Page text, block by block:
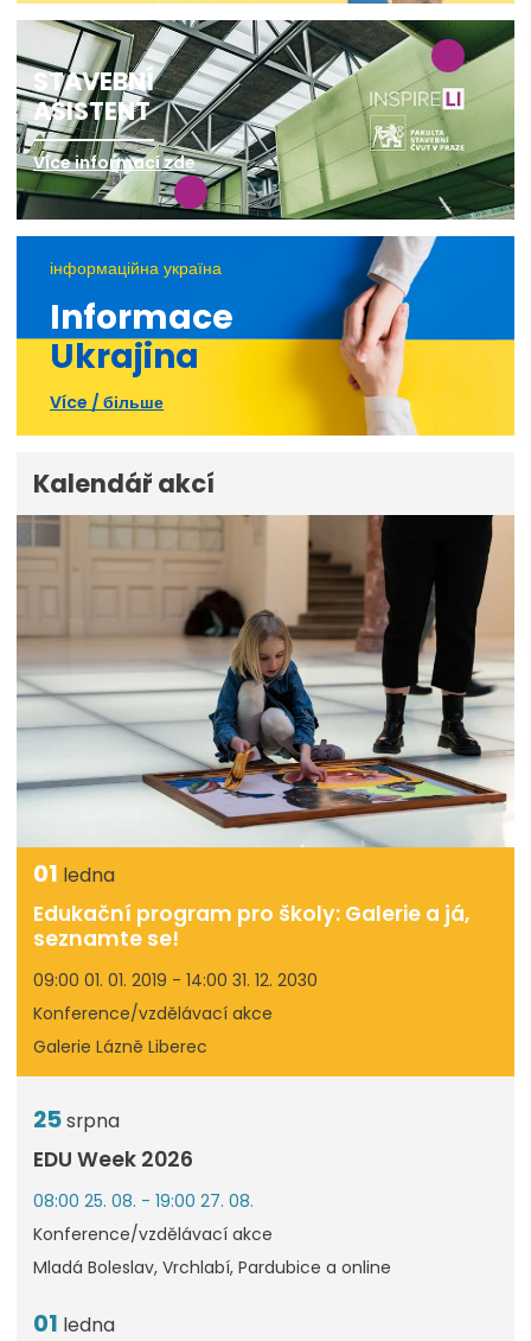
STAVEBNÍ
ASISTENT
Více informací zde
інформаційна україна
Informace
Ukrajina
Více / більше
Kalendář akcí
01 ledna
Edukační program pro školy: Galerie a já,
seznamte se!
09:00 01. 01. 2019 - 14:00 31. 12. 2030
Konference/vzdělávací akce
Galerie Lázně Liberec
25srpna
EDU Week 2026
08:00 25. 08. - 19:00 27. 08.
Konference/vzdělávací akce
Mladá Boleslav, Vrchlabí, Pardubice a online
01 ledna